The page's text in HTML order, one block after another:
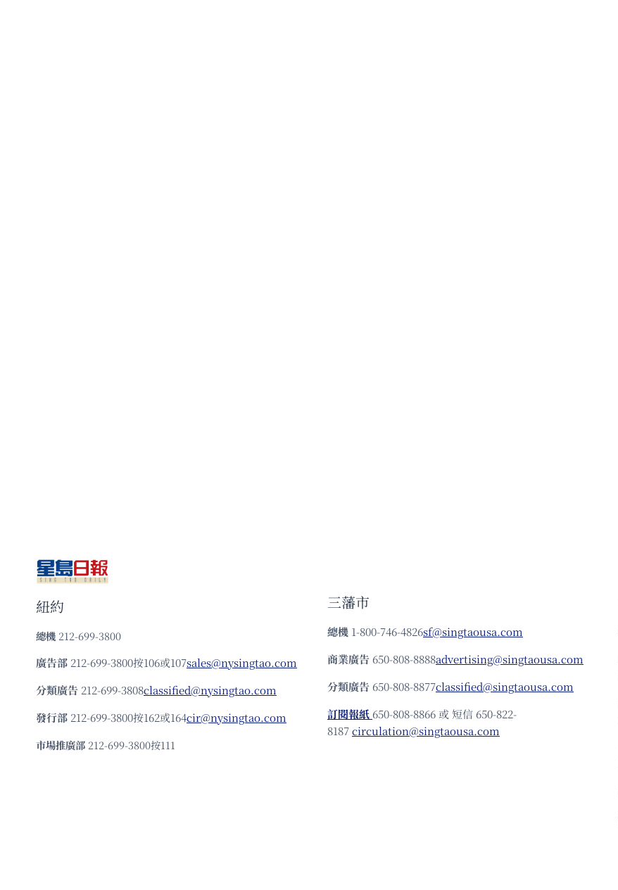
紐約
總機 212-699-3800
廣告部 212-699-3800按106或107sales@nysingtao.com
分類廣告 212-699-3808classified@nysingtao.com
發⾏部 212-699-3800按162或164cir@nysingtao.com
市場推廣部 212-699-3800按111
三藩市
總機 1-800-746-4826sf@singtaousa.com
商業廣告 650-808-8888advertising@singtaousa.com
分類廣告 650-808-8877classified@singtaousa.com
訂閱報紙 650-808-8866 或 短信 650-822-
8187circulation@singtaousa.com